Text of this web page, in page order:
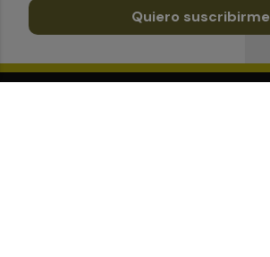
Quiero suscribirme